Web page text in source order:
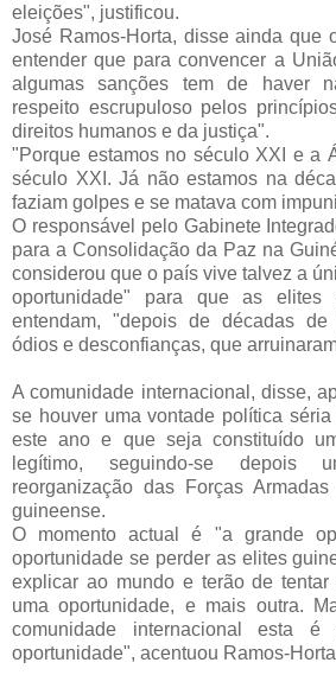
eleições", justificou.
José Ramos-Horta, disse ainda que
entender que para convencer a
algumas sanções tem de haver
respeito escrupuloso pelos
direitos humanos e da justiça".
"Porque estamos no século XXI e a
século XXI. Já não estamos na
faziam golpes e se matava com
O responsável pelo Gabinete
para a Consolidação da Paz na
considerou que o país vive talvez a
oportunidade" para que as
entendam, "depois de décadas de
ódios e desconfianças, que
A comunidade internacional, disse,
se houver uma vontade política
este ano e que seja constituído
legítimo, seguindo-se depois
reorganização das Forças
guineense.
O momento actual é "a grande
oportunidade se perder as elites
explicar ao mundo e terão de
uma oportunidade, e mais outra.
comunidade internacional esta
oportunidade", acentuou Ramos-